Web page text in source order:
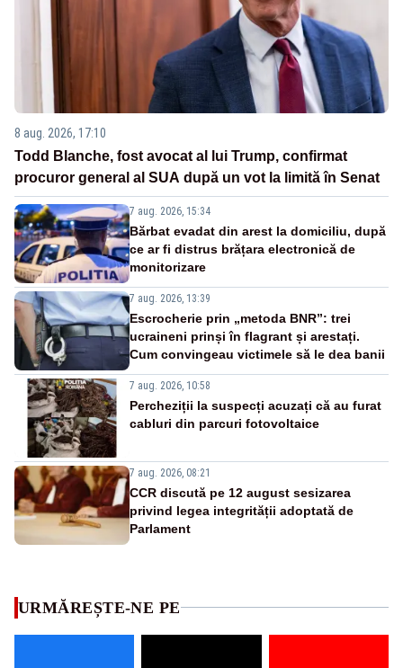
8 aug. 2026, 17:10
Todd Blanche, fost avocat al lui Trump, confirmat
procuror general al SUA după un vot la limită în Senat
7 aug. 2026, 15:34
Bărbat evadat din arest la domiciliu, după
ce ar fi distrus brățara electronică de
monitorizare
7 aug. 2026, 13:39
Escrocherie prin „metoda BNR”: trei
ucraineni prinși în flagrant și arestați.
Cum convingeau victimele să le dea banii
7 aug. 2026, 10:58
Percheziții la suspecți acuzați că au furat
cabluri din parcuri fotovoltaice
7 aug. 2026, 08:21
CCR discută pe 12 august sesizarea
privind legea integrității adoptată de
Parlament
URMĂREȘTE-NE PE